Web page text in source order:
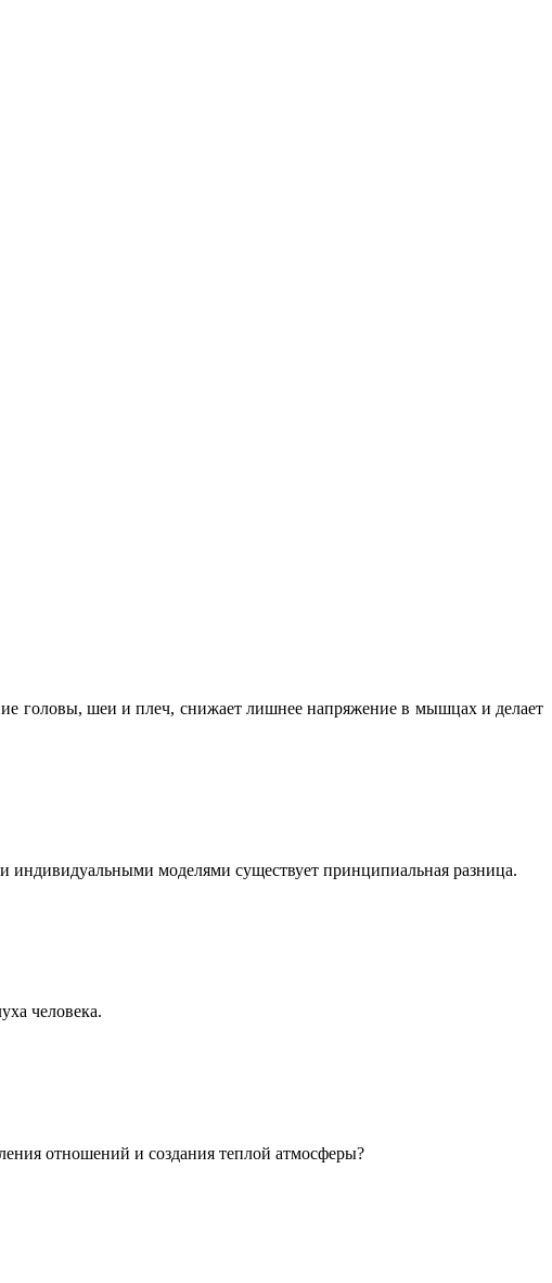
головы, шеи и плеч, снижает лишнее напряжение в мышцах и делает
моделями существует принципиальная разница.
человека.
отношений и создания теплой атмосферы?